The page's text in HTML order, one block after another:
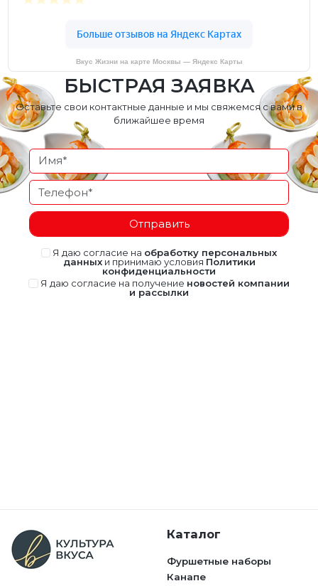
Вкус Жизни на карте Москвы — Яндекс Карты
БЫСТРАЯ ЗАЯВКА
Оставьте свои контактные данные и мы свяжемся с вами в
ближайшее время
Отправить
Я даю согласие на обработку персональных
данныхи принимаю условия Политики
конфиденциальности
Я даю согласие на получение новостей компании
и рассылки
Каталог
Фуршетные наборы
Канапе